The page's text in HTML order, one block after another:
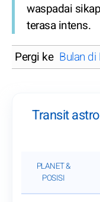
waspadai
terasa intens.
Pergi ke Bulan
Transit
PLANET &
POSISI